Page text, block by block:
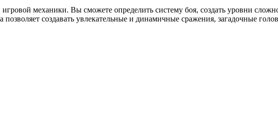
механики. Вы сможете определить систему боя, создать уровни
создавать увлекательные и динамичные сражения, загадочные